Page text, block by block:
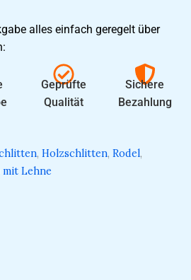
alles einfach geregelt über
Geprüfte
Qualität
Sichere
Bezahlung
, Holzschlitten, Rodel,
Lehne